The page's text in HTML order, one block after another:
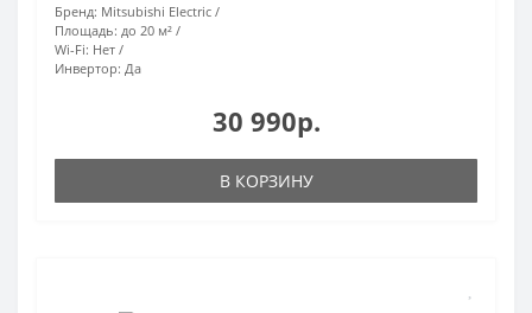
Бренд: Mitsubishi Electric
Площадь: до 20 м²
Wi-Fi: Нет
Инвертор: Да
30 990р.
В КОРЗИНУ